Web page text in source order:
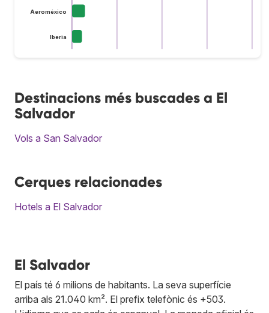
Aeroméxico
Iberia
Destinacions més buscades a El
Salvador
Vols a San Salvador
Cerques relacionades
Hotels a El Salvador
El Salvador
El país té 6 milions de habitants. La seva superfície
arriba als 21.040 km². El prefix telefònic és +503.